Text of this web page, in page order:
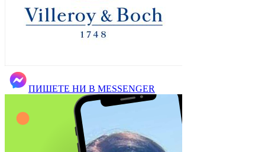
ПИШЕТЕ НИ В MESSENGER